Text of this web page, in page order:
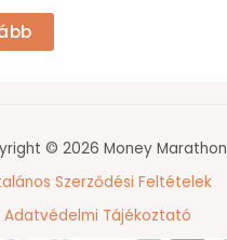
© 2026 Money Marathon
Szerződési Feltételek
Adatvédelmi Tájékoztató